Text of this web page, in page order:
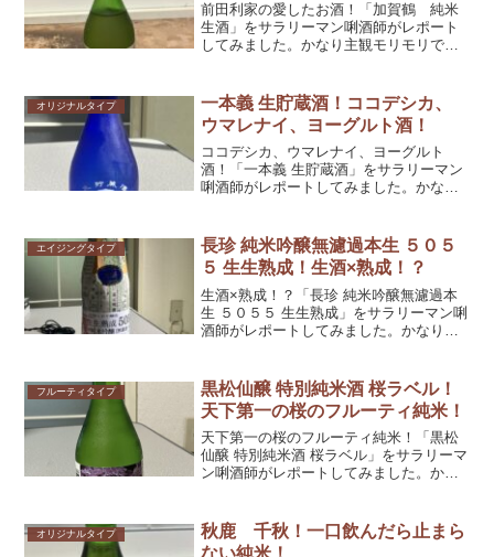
前田利家の愛したお酒！「加賀鶴 純米
生酒」をサラリーマン唎酒師がレポート
してみました。かなり主観モリモリです
オリジナルタイプ
一本義 生貯蔵酒！ココデシカ、
ウマレナイ、ヨーグルト酒！
ココデシカ、ウマレナイ、ヨーグルト
酒！「一本義 生貯蔵酒」をサラリーマン
唎酒師がレポートしてみました。かなり
エイジングタイプ
長珍 純米吟醸無濾過本生 ５０５
５ 生生熟成！生酒×熟成！？
生酒×熟成！？「長珍 純米吟醸無濾過本
生 ５０５５ 生生熟成」をサラリーマン唎
酒師がレポートしてみました。かなり主
フルーティタイプ
黒松仙醸 特別純米酒 桜ラベル！
天下第一の桜のフルーティ純米！
天下第一の桜のフルーティ純米！「黒松
仙醸 特別純米酒 桜ラベル」をサラリーマ
ン唎酒師がレポートしてみました。かな
オリジナルタイプ
秋鹿 千秋！一口飲んだら止まら
ない純米！